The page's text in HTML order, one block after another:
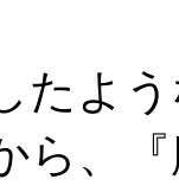
たよ
ら、